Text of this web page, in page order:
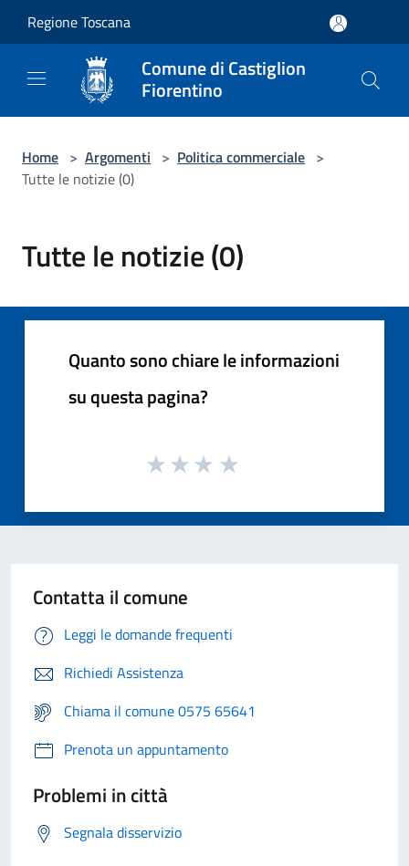
Regione Toscana
Comune di Castiglion
Fiorentino
Home > Argomenti > Politica commerciale >
Tutte le notizie (0)
Tutte le notizie (0)
Quanto sono chiare le informazioni
su questa pagina?
Contatta il comune
Leggi le domande frequenti
Richiedi Assistenza
Chiama il comune 0575 65641
Prenota un appuntamento
Problemi in città
Segnala disservizio